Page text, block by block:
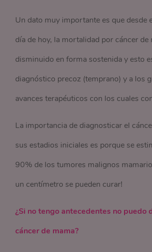
Un dato muy importante es que desde
día de hoy, la mortalidad por cáncer de
disminuido en forma sostenida y esto
diagnóstico precoz (temprano) y a los
avances terapéuticos con los cuales
La importancia de diagnosticar el
sus estadios iniciales es porque se
90% de los tumores malignos
un centímetro se pueden curar!
¿Si no tengo antecedentes no puedo
cáncer de mama?